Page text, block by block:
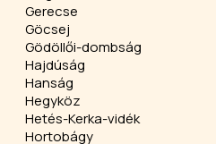
Gerecse
Göcsej
Gödöllői-dombság
Hajdúság
Hanság
Hegyköz
Hetés-Kerka-vidék
Hortobágy